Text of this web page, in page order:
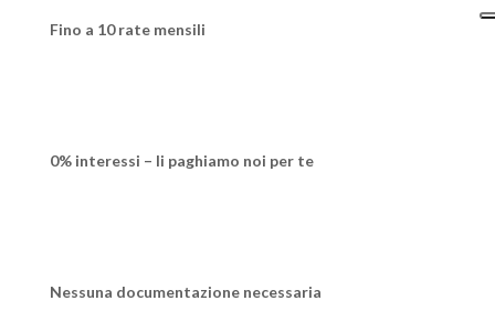
Fino a 10 rate mensili
0% interessi – li paghiamo noi per te
Nessuna documentazione necessaria